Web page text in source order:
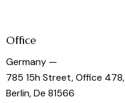
Office
Germany —
785 15h Street, Office 478,
Berlin, De 81566